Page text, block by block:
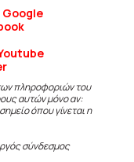
Google
πληροφοριών του
αυτών μόνο αν:
όπου γίνεται η
σύνδεσμος